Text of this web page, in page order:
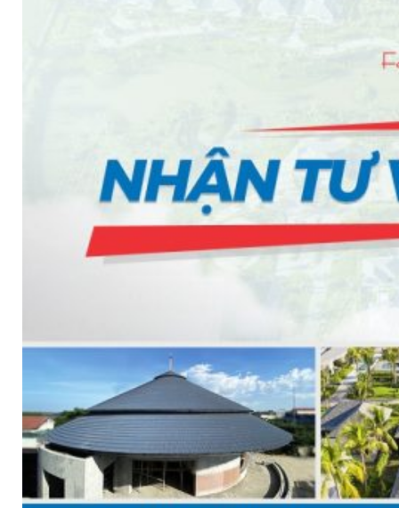
TẤM LỢP KIM LOẠI
TẤM ỐP VOX
TẤM ỐP TRẦN INFRATOP
TẤM ỐP TƯỜNG MAX-3
TẤM ỐP ĐA NĂNG FRONTO